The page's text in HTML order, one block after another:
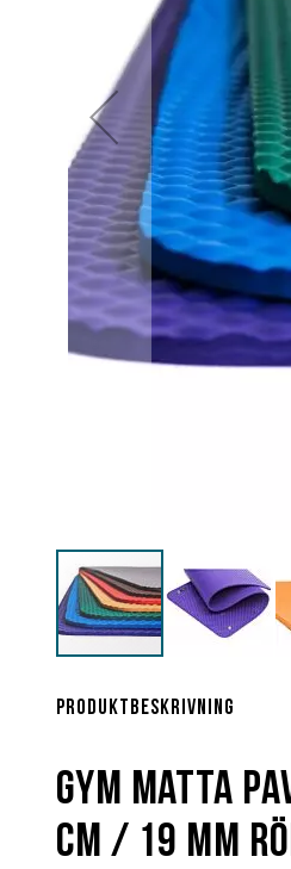
början
Produktbeskrivning
Gym matta
cm / 19 mm